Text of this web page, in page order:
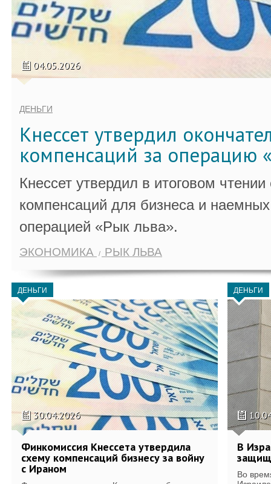
04.05.2026
ДЕНЬГИ
Кнессет утвердил
компенсаций за операцию
Кнессет утвердил в итоговом
компенсаций для бизнеса и
операцией «Рык льва».
ЭКОНОМИКА РЫК ЛЬВА
ДЕНЬГИ
30.04.2026
Финкомиссия Кнессета утвердила
схему компенсаций бизнесу за войну
с Ираном
ДЕНЬГИ
В
Во